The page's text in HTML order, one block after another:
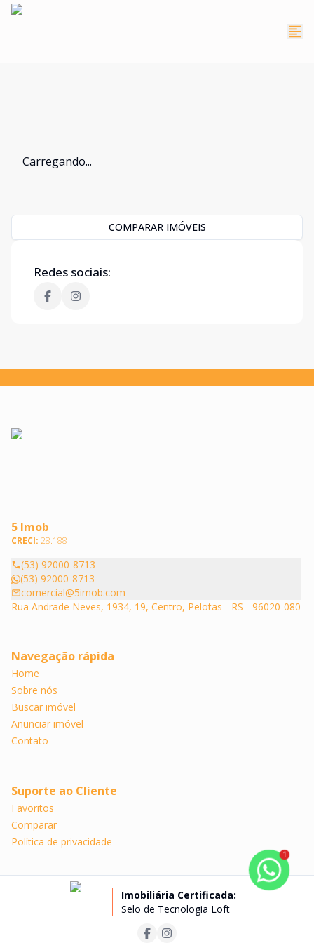
Carregando...
COMPARAR IMÓVEIS
Redes sociais:
5 Imob
CRECI: 28.188
(53) 92000-8713
(53) 92000-8713
comercial@5imob.com
Rua Andrade Neves, 1934, 19, Centro, Pelotas - RS - 96020-080
Navegação rápida
Home
Sobre nós
Buscar imóvel
Anunciar imóvel
Contato
Suporte ao Cliente
Favoritos
Comparar
Política de privacidade
Imobiliária Certificada:
Selo de Tecnologia Loft
1